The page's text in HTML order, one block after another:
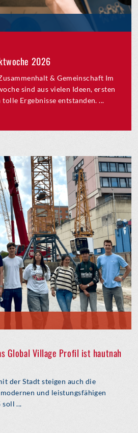
2026
& Gemeinschaft Im
sind aus vielen Ideen, ersten
tolle Ergebnisse entstanden. ...
Global Village Profil ist hautnah
der Stadt steigen auch die
und leistungsfähigen
soll ...